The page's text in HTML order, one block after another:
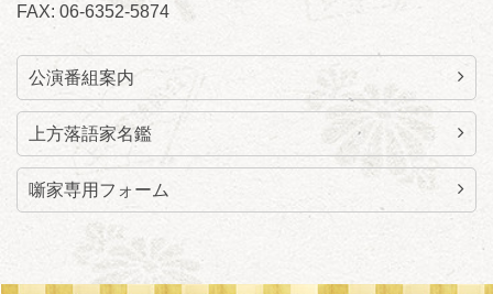
FAX: 06-6352-5874
公演番組案内
上方落語家名鑑
噺家専用フォーム